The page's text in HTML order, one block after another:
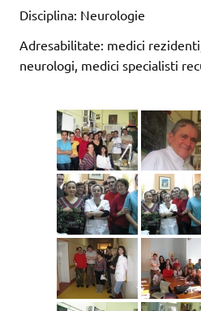
Disciplina: Neurologie
Adresabilitate: medici
neurologi, medici specialisti